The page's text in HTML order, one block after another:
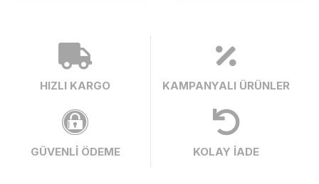
HIZLI KARGO KAMPANYALI ÜRÜNLER
GÜVENLİ ÖDEME KOLAY İADE